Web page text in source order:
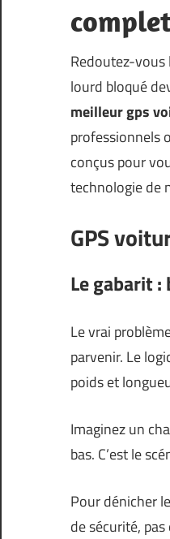
Redoutez-vous
lourd bloqué
meilleur gps
professionnels
conçus pour
technologie de
GPS
Le gabarit :
Le vrai
parvenir. Le
poids et
Imaginez un
bas. C’est le
Pour dénicher le
de sécurité,